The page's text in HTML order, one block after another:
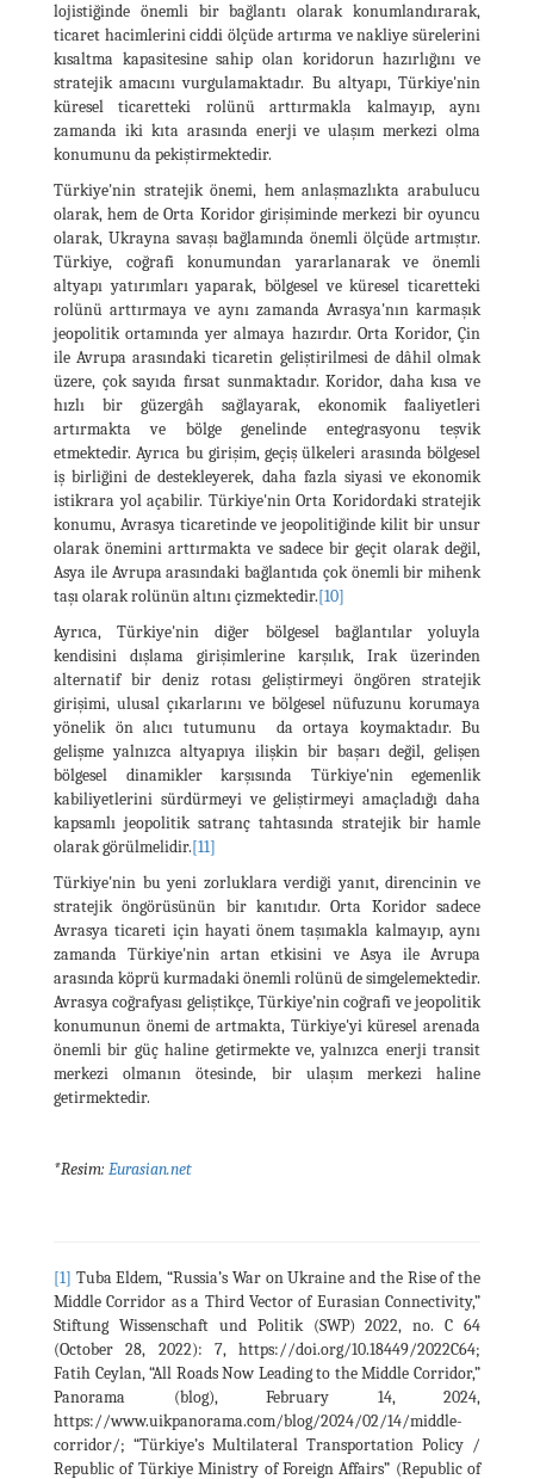
lojistiğinde önemli bir bağlantı olarak konumlandırarak,
ticaret hacimlerini ciddi ölçüde artırma ve nakliye sürelerini
kısaltma kapasitesine sahip olan koridorun hazırlığını ve
stratejik amacını vurgulamaktadır. Bu altyapı, Türkiye'nin
küresel ticaretteki rolünü arttırmakla kalmayıp, aynı
zamanda iki kıta arasında enerji ve ulaşım merkezi olma
konumunu da pekiştirmektedir.
Türkiye'nin stratejik önemi, hem anlaşmazlıkta arabulucu
olarak, hem de Orta Koridor girişiminde merkezi bir oyuncu
olarak, Ukrayna savaşı bağlamında önemli ölçüde artmıştır.
Türkiye, coğrafi konumundan yararlanarak ve önemli
altyapı yatırımları yaparak, bölgesel ve küresel ticaretteki
rolünü arttırmaya ve aynı zamanda Avrasya'nın karmaşık
jeopolitik ortamında yer almaya hazırdır. Orta Koridor, Çin
ile Avrupa arasındaki ticaretin geliştirilmesi de dâhil olmak
üzere, çok sayıda fırsat sunmaktadır. Koridor, daha kısa ve
hızlı bir güzergâh sağlayarak, ekonomik faaliyetleri
artırmakta ve bölge genelinde entegrasyonu teşvik
etmektedir. Ayrıca bu girişim, geçiş ülkeleri arasında bölgesel
iş birliğini de destekleyerek, daha fazla siyasi ve ekonomik
istikrara yol açabilir. Türkiye'nin Orta Koridordaki stratejik
konumu, Avrasya ticaretinde ve jeopolitiğinde kilit bir unsur
olarak önemini arttırmakta ve sadece bir geçit olarak değil,
Asya ile Avrupa arasındaki bağlantıda çok önemli bir mihenk
taşı olarak rolünün altını çizmektedir.[10]
Ayrıca, Türkiye'nin diğer bölgesel bağlantılar yoluyla
kendisini dışlama girişimlerine karşılık, Irak üzerinden
alternatif bir deniz rotası geliştirmeyi öngören stratejik
girişimi, ulusal çıkarlarını ve bölgesel nüfuzunu korumaya
yönelik ön alıcı tutumunu da ortaya koymaktadır. Bu
gelişme yalnızca altyapıya ilişkin bir başarı değil, gelişen
bölgesel dinamikler karşısında Türkiye'nin egemenlik
kabiliyetlerini sürdürmeyi ve geliştirmeyi amaçladığı daha
kapsamlı jeopolitik satranç tahtasında stratejik bir hamle
olarak görülmelidir.[11]
Türkiye'nin bu yeni zorluklara verdiği yanıt, direncinin ve
stratejik öngörüsünün bir kanıtıdır. Orta Koridor sadece
Avrasya ticareti için hayati önem taşımakla kalmayıp, aynı
zamanda Türkiye'nin artan etkisini ve Asya ile Avrupa
arasında köprü kurmadaki önemli rolünü de simgelemektedir.
Avrasya coğrafyası geliştikçe, Türkiye’nin coğrafi ve jeopolitik
konumunun önemi de artmakta, Türkiye'yi küresel arenada
önemli bir güç haline getirmekte ve, yalnızca enerji transit
merkezi olmanın ötesinde, bir ulaşım merkezi haline
getirmektedir.
*Resim: Eurasian.net
[1] Tuba Eldem, “Russia’s War on Ukraine and the Rise of the
Middle Corridor as a Third Vector of Eurasian Connectivity,”
Stiftung Wissenschaft und Politik (SWP) 2022, no. C 64
(October 28, 2022): 7, https://doi.org/10.18449/2022C64;
Fatih Ceylan, “All Roads Now Leading to the Middle Corridor,”
Panorama (blog), February 14, 2024,
https://www.uikpanorama.com/blog/2024/02/14/middle-
corridor/; “Türkiye’s Multilateral Transportation Policy /
Republic of Türkiye Ministry of Foreign Affairs” (Republic of